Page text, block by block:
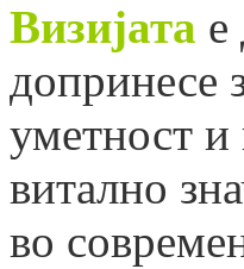
Визијата е
допринесе
уметност и
витално
во